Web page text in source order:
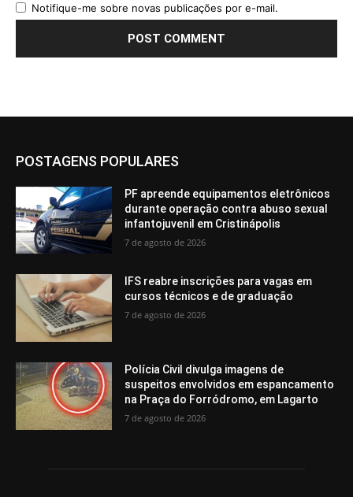
Notifique-me sobre novas publicações por e-mail.
POSTAGENS POPULARES
PF apreende equipamentos eletrônicos
durante operação contra abuso sexual
infantojuvenil em Cristinápolis
7 de agosto de 2026
IFS reabre inscrições para vagas em
cursos técnicos e de graduação
7 de agosto de 2026
Polícia Civil divulga imagens de
suspeitos envolvidos em espancamento
na Praça do Forródromo, em Lagarto
7 de agosto de 2026